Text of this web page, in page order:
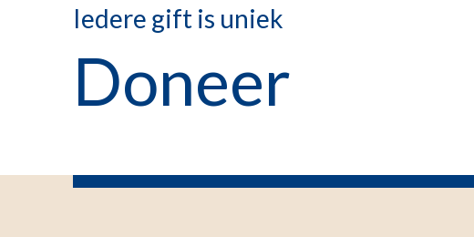
Iedere gift is uniek
Doneer